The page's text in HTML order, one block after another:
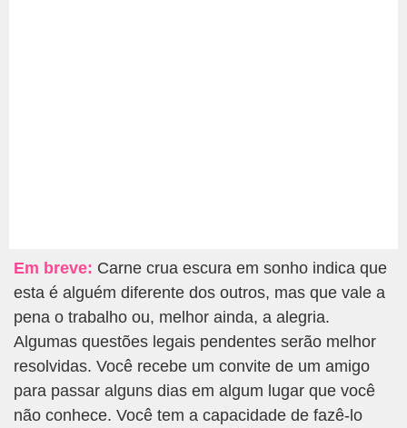
Em breve: Carne crua escura em sonho indica que
esta é alguém diferente dos outros, mas que vale a
pena o trabalho ou, melhor ainda, a alegria.
Algumas questões legais pendentes serão melhor
resolvidas. Você recebe um convite de um amigo
para passar alguns dias em algum lugar que você
não conhece. Você tem a capacidade de fazê-lo